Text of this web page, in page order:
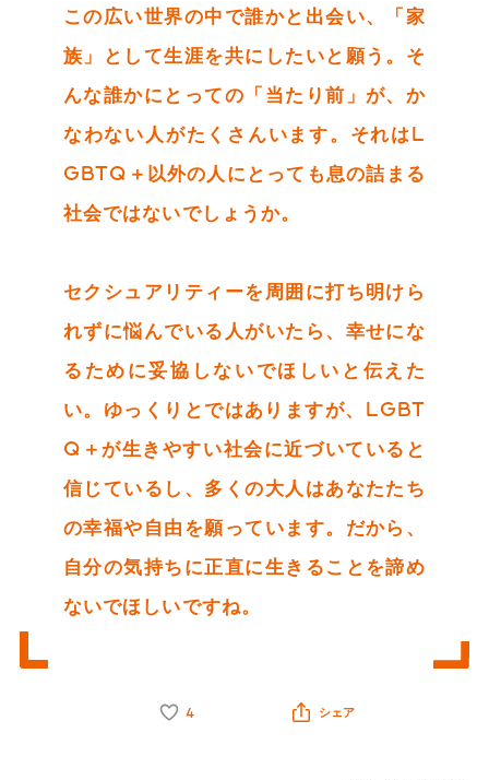
この広い世界の中で誰かと出会い、「家
族」として生涯を共にしたいと願う。そ
んな誰かにとっての「当たり前」が、か
なわない人がたくさんいます。それはL
GBTQ＋以外の人にとっても息の詰まる
社会ではないでしょうか。
セクシュアリティーを周囲に打ち明けら
れずに悩んでいる人がいたら、幸せにな
るために妥協しないでほしいと伝えた
い。ゆっくりとではありますが、LGBT
Q＋が生きやすい社会に近づいていると
信じているし、多くの大人はあなたたち
の幸福や自由を願っています。だから、
自分の気持ちに正直に生きることを諦め
ないでほしいですね。
4 シェア